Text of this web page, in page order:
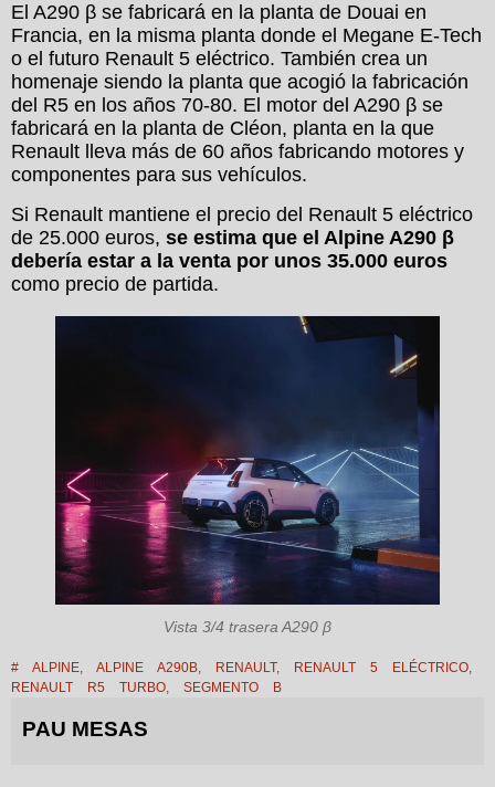
El A290 β se fabricará en la planta de Douai en
Francia, en la misma planta donde el Megane E-Tech
o el futuro Renault 5 eléctrico. También crea un
homenaje siendo la planta que acogió la fabricación
del R5 en los años 70-80. El motor del A290 β se
fabricará en la planta de Cléon, planta en la que
Renault lleva más de 60 años fabricando motores y
componentes para sus vehículos.
Si Renault mantiene el precio del Renault 5 eléctrico
de 25.000 euros, se estima que el Alpine A290 β
debería estar a la venta por unos 35.000 euros
como precio de partida.
Vista 3/4 trasera A290 β
# ALPINE, ALPINE A290Β, RENAULT, RENAULT 5 ELÉCTRICO,
RENAULT R5 TURBO, SEGMENTO B
PAU MESAS